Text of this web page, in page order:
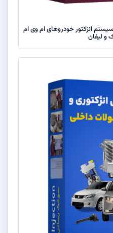
انژکتور خودروهای ام وی ام
و لیفان